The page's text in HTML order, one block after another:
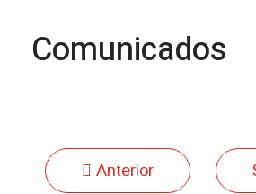
Comunicados
Anterior